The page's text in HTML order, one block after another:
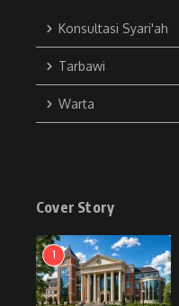
Konsultasi Syari'ah
Tarbawi
Warta
Cover Story
1